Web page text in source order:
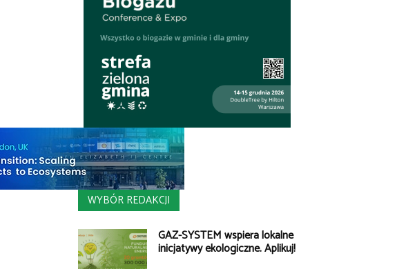
WYBÓR REDAKCJI
GAZ-SYSTEM wspiera lokalne
inicjatywy ekologiczne. Aplikuj!